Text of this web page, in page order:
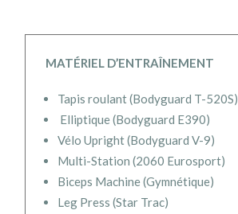
MATÉRIEL D’ENTRAÎNEMENT
Tapis roulant (Bodyguard T-520S)
Elliptique (Bodyguard E390)
Vélo Upright (Bodyguard V-9)
Multi-Station (2060 Eurosport)
Biceps Machine (Gymnétique)
Leg Press (Star Trac)